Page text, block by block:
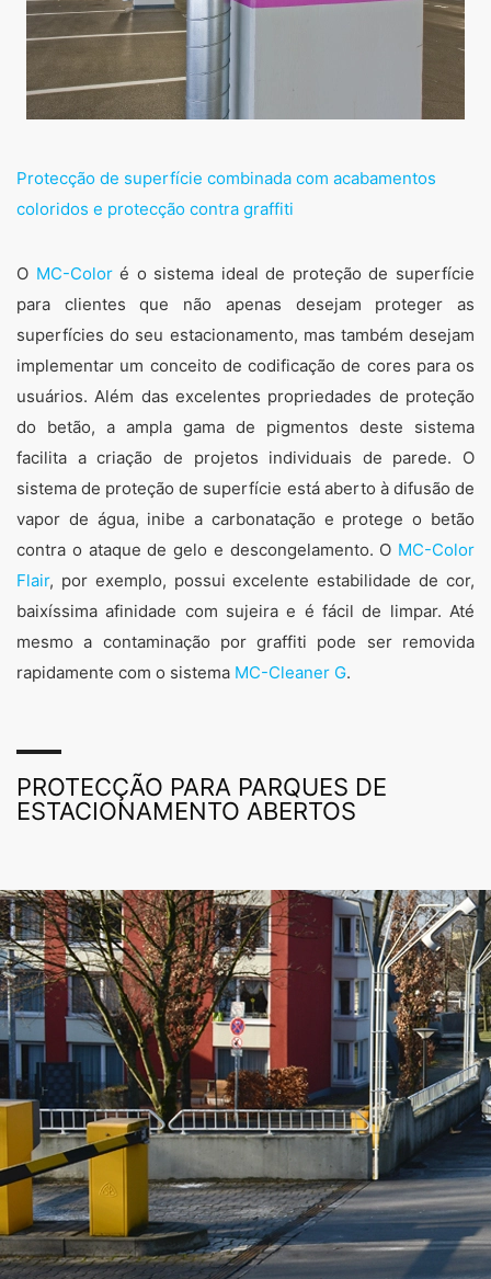
Protecção de superfície combinada com acabamentos
coloridos e protecção contra graffiti
O MC-Coloré o sistema ideal de proteção de superfície
para clientes que não apenas desejam proteger as
superfícies do seu estacionamento, mas também desejam
implementar um conceito de codificação de cores para os
usuários. Além das excelentes propriedades de proteção
do betão, a ampla gama de pigmentos deste sistema
facilita a criação de projetos individuais de parede. O
sistema de proteção de superfície está aberto à difusão de
vapor de água, inibe a carbonatação e protege o betão
contra o ataque de gelo e descongelamento. O MC-Color
Flair, por exemplo, possui excelente estabilidade de cor,
baixíssima afinidade com sujeira e é fácil de limpar. Até
mesmo a contaminação por graffiti pode ser removida
rapidamente com o sistema MC-Cleaner G.
PROTECÇÃO PARA PARQUES DE
ESTACIONAMENTO ABERTOS